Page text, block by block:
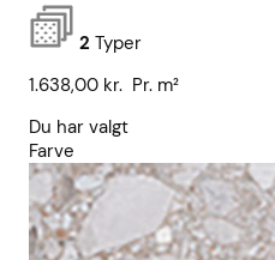
2 Typer
1.638,00 kr. Pr. m²
Du har valgt
Farve